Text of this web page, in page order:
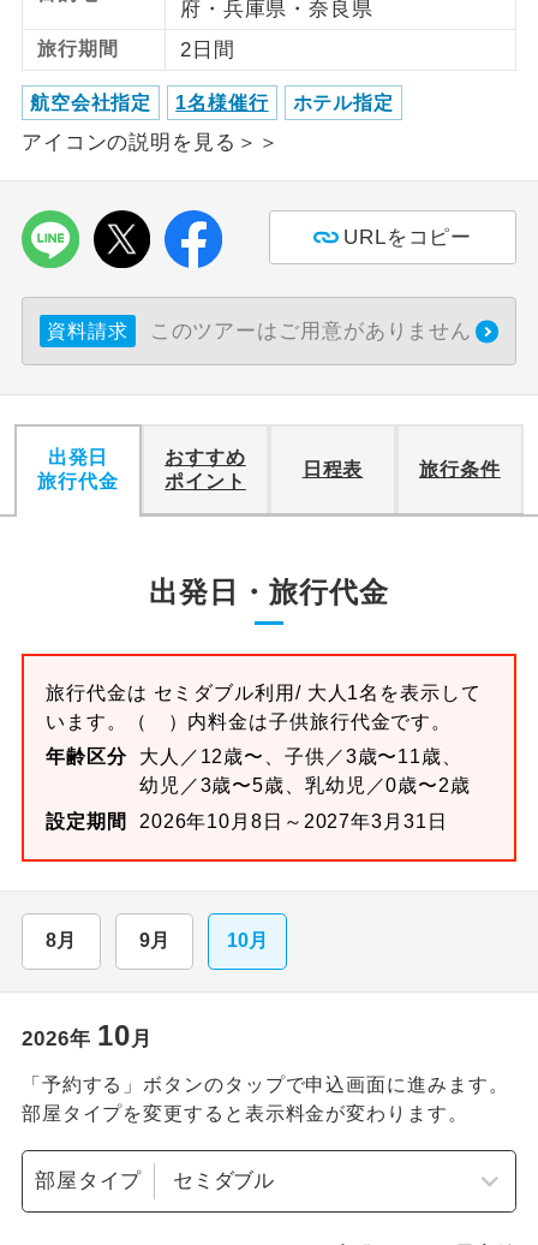
府・兵庫県・奈良県
旅行期間 2日間
航空会社指定 1名様催行 ホテル指定
アイコンの説明を見る＞＞
URLをコピー
資料請求 このツアーはご用意がありません
出発日
旅行代金
おすすめ
ポイント
日程表 旅行条件
出発日・旅行代金
旅行代金は セミダブル利用/ 大人1名を表示して
います。
（ ）内料金は子供旅行代金です。
年齢区分
大人／12歳〜、子供／3歳〜11歳、
幼児／3歳〜5歳、乳幼児／0歳〜2歳
設定期間
2026年10月8日～2027年3月31日
8月 9月 10月
2026年 10月
「予約する」ボタンのタップで申込画面に進みます。
部屋タイプを変更すると表示料金が変わります。
部屋タイプ